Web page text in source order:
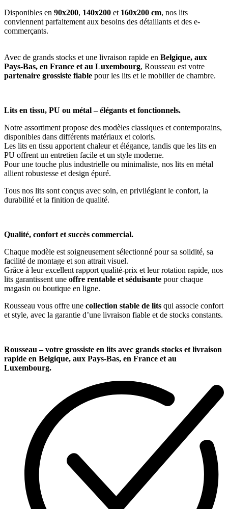
Disponibles en 90x200, 140x200 et 160x200 cm, nos lits
conviennent parfaitement aux besoins des détaillants et des e-
commerçants.
Avec de grands stocks et une livraison rapide en Belgique, aux
Pays-Bas, en France et au Luxembourg, Rousseau est votre
partenaire grossiste fiable pour les lits et le mobilier de chambre.
Lits en tissu, PU ou métal – élégants et fonctionnels.
Notre assortiment propose des modèles classiques et contemporains,
disponibles dans différents matériaux et coloris.
Les lits en tissu apportent chaleur et élégance, tandis que les lits en
PU offrent un entretien facile et un style moderne.
Pour une touche plus industrielle ou minimaliste, nos lits en métal
allient robustesse et design épuré.
Tous nos lits sont conçus avec soin, en privilégiant le confort, la
durabilité et la finition de qualité.
Qualité, confort et succès commercial.
Chaque modèle est soigneusement sélectionné pour sa solidité, sa
facilité de montage et son attrait visuel.
Grâce à leur excellent rapport qualité-prix et leur rotation rapide, nos
lits garantissent une offre rentable et séduisante pour chaque
magasin ou boutique en ligne.
Rousseau vous offre une collection stable de lits qui associe confort
et style, avec la garantie d’une livraison fiable et de stocks constants.
Rousseau – votre grossiste en lits avec grands stocks et livraison
rapide en Belgique, aux Pays-Bas, en France et au
Luxembourg.